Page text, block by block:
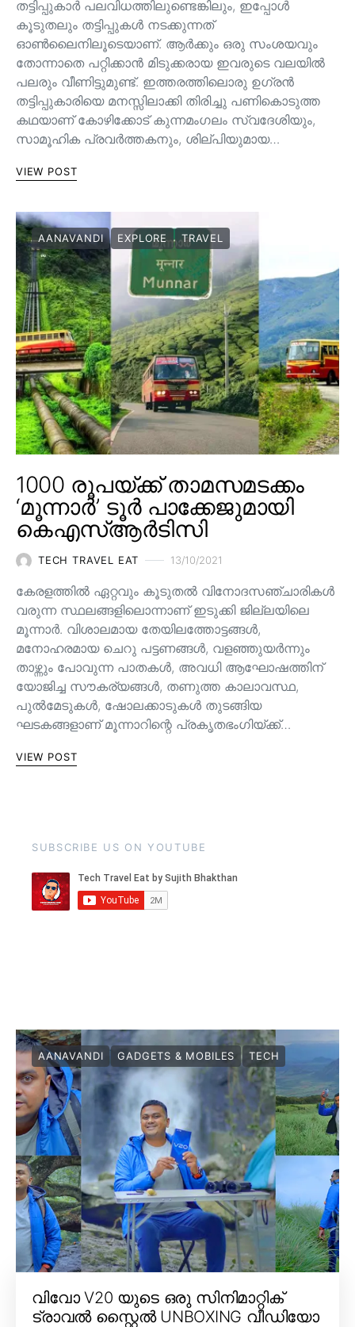
തട്ടിപ്പുകാർ പലവിധത്തിലുണ്ടെങ്കിലും, ഇപ്പോൾ
കൂടുതലും തട്ടിപ്പുകൾ നടക്കുന്നത്
ഓൺലൈനിലൂടെയാണ്. ആർക്കും ഒരു സംശയവും
തോന്നാതെ പറ്റിക്കാൻ മിടുക്കരായ ഇവരുടെ വലയിൽ
പലരും വീണിട്ടുമുണ്ട്. ഇത്തരത്തിലൊരു ഉഗ്രൻ
തട്ടിപ്പുകാരിയെ മനസ്സിലാക്കി തിരിച്ചു പണികൊടുത്ത
കഥയാണ് കോഴിക്കോട് കുന്നമംഗലം സ്വദേശിയും,
സാമൂഹിക പ്രവർത്തകനും, ശില്പിയുമായ…
VIEW POST
AANAVANDI EXPLORE TRAVEL
1000 രൂപയ്ക്ക് താമസമടക്കം
‘മൂന്നാർ’ ടൂർ പാക്കേജുമായി
കെഎസ്ആർടിസി
TECH TRAVEL EAT 13/10/2021
കേരളത്തിൽ ഏറ്റവും കൂടുതൽ വിനോദസഞ്ചാരികൾ
വരുന്ന സ്ഥലങ്ങളിലൊന്നാണ് ഇടുക്കി ജില്ലയിലെ
മൂന്നാർ. വിശാലമായ തേയിലത്തോട്ടങ്ങള്‍,
മനോഹരമായ ചെറു പട്ടണങ്ങള്‍, വളഞ്ഞുയര്‍ന്നും
താഴ്ന്നും പോവുന്ന പാതകള്‍, അവധി ആഘോഷത്തിന്
യോജിച്ച സൗകര്യങ്ങള്‍, തണുത്ത കാലാവസ്ഥ,
പുൽമേടുകൾ, ഷോലക്കാടുകൾ തുടങ്ങിയ
ഘടകങ്ങളാണ് മൂന്നാറിന്റെ പ്രകൃതഭംഗിയ്ക്ക്…
VIEW POST
SUBSCRIBE US ON YOUTUBE
AANAVANDI GADGETS & MOBILES TECH
വിവോ V20 യുടെ ഒരു സിനിമാറ്റിക്
ട്രാവൽ സ്റ്റൈൽ UNBOXING വീഡിയോ